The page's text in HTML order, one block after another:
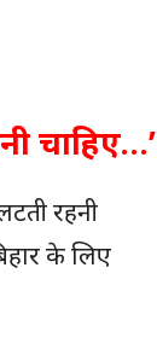
चाहिए…’
रहनी
के लिए